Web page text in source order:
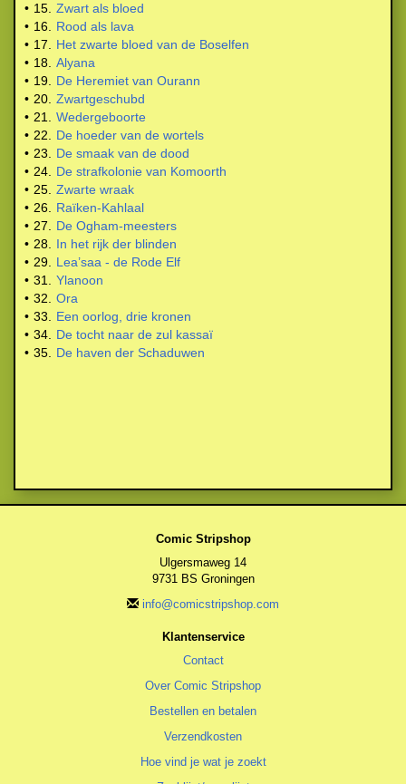
• 15. Zwart als bloed
• 16.
Rood als lava
• 17.
Het zwarte bloed van de Boselfen
• 18. Alyana
• 19.
De Heremiet van Ourann
• 20. Zwartgeschubd
• 21.
Wedergeboorte
• 22.
De hoeder van de wortels
• 23.
De smaak van de dood
• 24.
De strafkolonie van Komoorth
• 25. Zwarte wraak
• 26.
Raïken-Kahlaal
• 27.
De Ogham-meesters
• 28.
In het rijk der blinden
• 29.
Lea’saa - de Rode Elf
• 31.
Ylanoon
• 32.
Ora
• 33.
Een oorlog, drie kronen
• 34.
De tocht naar de zul kassaï
• 35. De haven der Schaduwen
Comic Stripshop
Ulgersmaweg 14
9731 BS Groningen
info@comicstripshop.com
Klantenservice
Contact
Over Comic Stripshop
Bestellen en betalen
Verzendkosten
Hoe vind je wat je zoekt